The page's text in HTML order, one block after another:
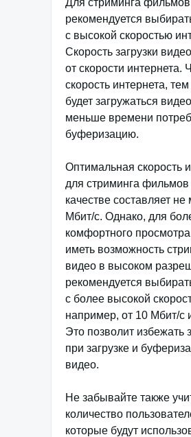
рекомендуется
с высокой скоростью
Скорость загрузки
от скорости
скорость интернета,
будет загружаться
меньше времени
буферизацию.
Оптимальная скорость
для стриминга
качестве составляет
Мбит/с. Однако, для
комфортного
иметь возможность
видео в высоком
рекомендуется
с более высокой
например, от 10 Мбит/с
Это позволит избежать
при загрузке и
видео.
Не забывайте также
количество
которые будут